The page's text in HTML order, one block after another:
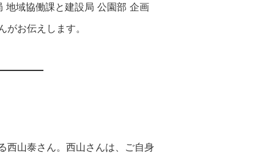
地域協働課と建設局 公園部 企画
お伝えします。
西山泰さん。西山さんは、ご自身